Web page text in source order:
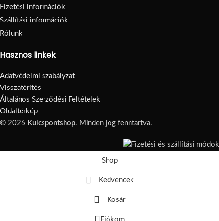
Fizetési információk
Szállítási információk
Rólunk
Hasznos linkek
Adatvédelmi szabályzat
Visszatérítés
Általános Szerződési Feltételek
Oldaltérkép
© 2026 Kulcspontshop. Minden jog fenntartva.
Shop
Kedvencek
Kosár
Fiókom